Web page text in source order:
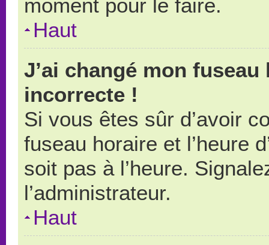
moment pour le faire.
Haut
J’ai changé mon
incorrecte !
Si vous êtes sûr d’avoir
fuseau horaire et l’heure
soit pas à l’heure.
l’administrateur.
Haut